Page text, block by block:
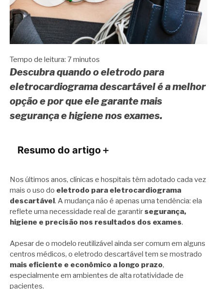
Tempo de leitura: 7minutos
Descubra quando o eletrodo para
eletrocardiograma descartável é a melhor
opção e por que ele garante mais
segurança e higiene nos exames.
Resumo do artigo＋
Nos últimos anos, clínicas e hospitais têm adotado cada vez
mais o uso do eletrodo para eletrocardiograma
descartável. A mudança não é apenas uma tendência: ela
reflete uma necessidade real de garantirsegurança,
higiene e precisão nos resultados dos exames.
Apesar de o modelo reutilizável ainda ser comum em alguns
centros médicos, o eletrodo descartável tem se mostrado
mais eficiente e econômico a longo prazo,
especialmente em ambientes de alta rotatividade de
pacientes.